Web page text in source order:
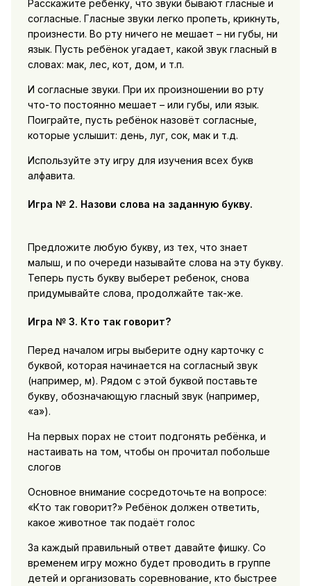
Расскажите ребёнку, что звуки бывают гласные и
согласные. Гласные звуки легко пропеть, крикнуть,
произнести. Во рту ничего не мешает – ни губы, ни
язык. Пусть ребёнок угадает, какой звук гласный в
словах: мак, лес, кот, дом, и т.п.
И согласные звуки. При их произношении во рту
что-то постоянно мешает – или губы, или язык.
Поиграйте, пусть ребёнок назовёт согласные,
которые услышит: день, луг, сок, мак и т.д.
Используйте эту игру для изучения всех букв
алфавита.
Игра № 2. Назови слова на заданную букву.
Предложите любую букву, из тех, что знает
малыш, и по очереди называйте слова на эту букву.
Теперь пусть букву выберет ребенок, снова
придумывайте слова, продолжайте так-же.
Игра № 3. Кто так говорит?
Перед началом игры выберите одну карточку с
буквой, которая начинается на согласный звук
(например, м). Рядом с этой буквой поставьте
букву, обозначающую гласный звук (например,
«а»).
На первых порах не стоит подгонять ребёнка, и
настаивать на том, чтобы он прочитал побольше
слогов
Основное внимание сосредоточьте на вопросе:
«Кто так говорит?» Ребёнок должен ответить,
какое животное так подаёт голос
За каждый правильный ответ давайте фишку. Со
временем игру можно будет проводить в группе
детей и организовать соревнование, кто быстрее